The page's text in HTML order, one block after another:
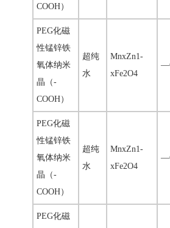
COOH）
PEG化磁
性锰锌铁
氧体纳米
晶（-
COOH）
超纯
水
MnxZn1-
xFe2O4
PEG化磁
性锰锌铁
氧体纳米
晶（-
COOH）
超纯
水
MnxZn1-
xFe2O4
PEG化磁